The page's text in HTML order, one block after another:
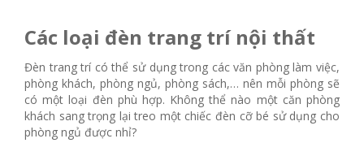
Các loại đèn trang trí nội thất
Đèn trang trí có thể sử dụng trong các văn phòng làm việc,
phòng khách, phòng ngủ, phòng sách,… nên mỗi phòng sẽ
có một loại đèn phù hợp. Không thể nào một căn phòng
khách sang trọng lại treo một chiếc đèn cỡ bé sử dụng cho
phòng ngủ được nhỉ?